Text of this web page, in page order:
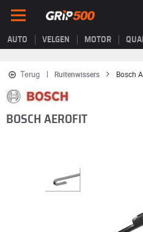
AUTO VELGEN MOTOR
Terug Ruitenwissers Bosch
BOSCH AEROFIT